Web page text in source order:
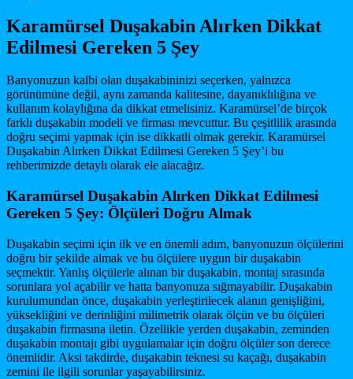
Karamürsel Duşakabin Alırken Dikkat
Edilmesi Gereken 5 Şey
Banyonuzun kalbi olan duşakabininizi seçerken, yalnızca
görünümüne değil, aynı zamanda kalitesine, dayanıklılığına ve
kullanım kolaylığına da dikkat etmelisiniz. Karamürsel’de birçok
farklı duşakabin modeli ve firması mevcuttur. Bu çeşitlilik arasında
doğru seçimi yapmak için ise dikkatli olmak gerekir. Karamürsel
Duşakabin Alırken Dikkat Edilmesi Gereken 5 Şey’i bu
rehberimizde detaylı olarak ele alacağız.
Karamürsel Duşakabin Alırken Dikkat Edilmesi
Gereken 5 Şey: Ölçüleri Doğru Almak
Duşakabin seçimi için ilk ve en önemli adım, banyonuzun ölçülerini
doğru bir şekilde almak ve bu ölçülere uygun bir duşakabin
seçmektir. Yanlış ölçülerle alınan bir duşakabin, montaj sırasında
sorunlara yol açabilir ve hatta banyonuza sığmayabilir. Duşakabin
kurulumundan önce, duşakabin yerleştirilecek alanın genişliğini,
yüksekliğini ve derinliğini milimetrik olarak ölçün ve bu ölçüleri
duşakabin firmasına iletin. Özellikle yerden duşakabin, zeminden
duşakabin montajı gibi uygulamalar için doğru ölçüler son derece
önemlidir. Aksi takdirde, duşakabin teknesi su kaçağı, duşakabin
zemini ile ilgili sorunlar yaşayabilirsiniz.